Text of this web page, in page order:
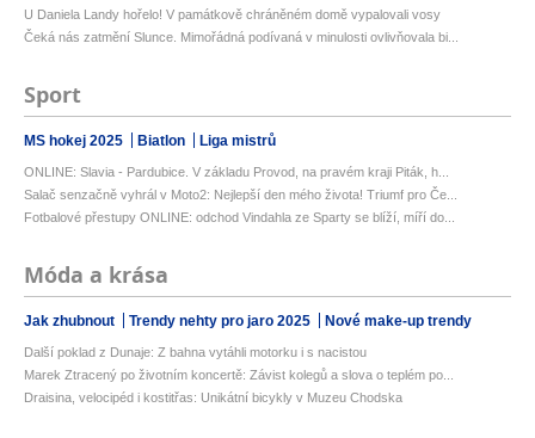
U Daniela Landy hořelo! V památkově chráněném domě vypalovali vosy
Čeká nás zatmění Slunce. Mimořádná podívaná v minulosti ovlivňovala bi...
Sport
MS hokej 2025 Biatlon Liga mistrů
ONLINE: Slavia - Pardubice. V základu Provod, na pravém kraji Piták, h...
Salač senzačně vyhrál v Moto2: Nejlepší den mého života! Triumf pro Če...
Fotbalové přestupy ONLINE: odchod Vindahla ze Sparty se blíží, míří do...
Móda a krása
Jak zhubnout Trendy nehty pro jaro 2025 Nové make-up trendy
Další poklad z Dunaje: Z bahna vytáhli motorku i s nacistou
Marek Ztracený po životním koncertě: Závist kolegů a slova o teplém po...
Draisina, velocipéd i kostitřas: Unikátní bicykly v Muzeu Chodska